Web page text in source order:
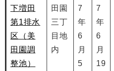
下増田
第1排水
区（美
田園調
整池）
田園
三丁
目地
内
7
年
6
月
5
7
年
6
月
19